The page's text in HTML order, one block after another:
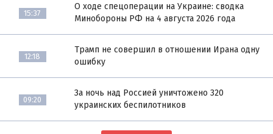
15:37
О ходе спецоперации на Украине: сводка
Минобороны РФ на 4 августа 2026 года
12:18
Трамп не совершил в отношении Ирана одну
ошибку
09:20
За ночь над Россией уничтожено 320
украинских беспилотников